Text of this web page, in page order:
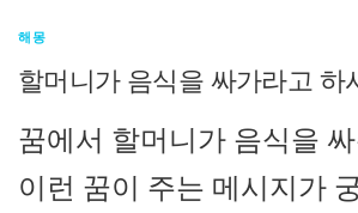
해몽
할머니가 음식을 싸가라고 하
꿈에서 할머니가 음식을
이런 꿈이 주는 메시지가